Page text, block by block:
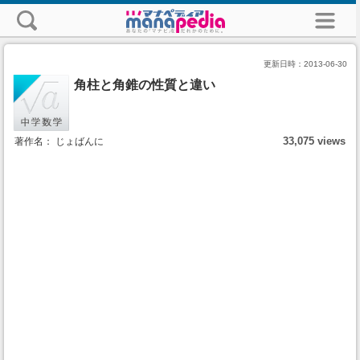
更新日時： 2013-06-30
角柱と角錐の性質と違い
著作名： じょばんに 33,075 views